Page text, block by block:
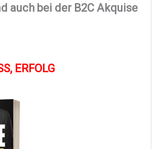
auch bei der B2C Akquise
ERFOLG